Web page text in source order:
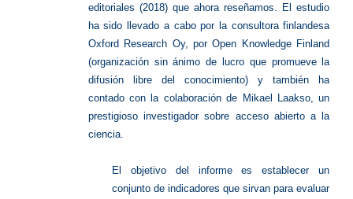
editoriales (2018) que ahora reseñamos. El estudio
ha sido llevado a cabo por la consultora finlandesa
Oxford Research Oy, por Open Knowledge Finland
(organización sin ánimo de lucro que promueve la
difusión libre del conocimiento) y también ha
contado con la colaboración de Mikael Laakso, un
prestigioso investigador sobre acceso abierto a la
ciencia.
El objetivo del informe es establecer un
conjunto de indicadores que sirvan para evaluar